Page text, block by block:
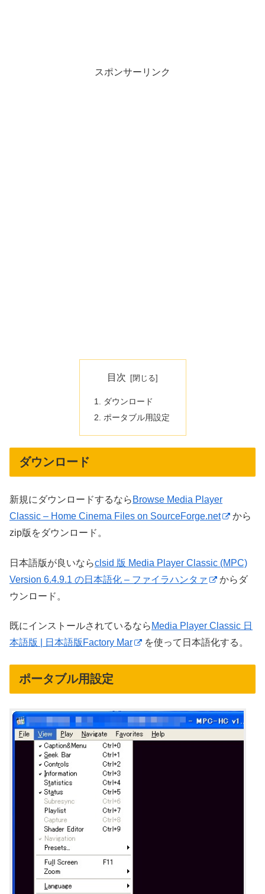
スポンサーリンク
目次
ダウンロード
ポータブル用設定
ダウンロード
新規にダウンロードするなら Browse Media Player
Classic – Home Cinema Files on SourceForge.net
から
zip版をダウンロード。
日本語版が良いならclsid 版 Media Player Classic (MPC)
Version 6.4.9.1 の日本語化 – ファイラハンタァ
からダ
ウンロード。
既にインストールされているなら Media Player Classic 日
本語版 | 日本語版Factory Mar
を使って日本語化する。
ポータブル用設定